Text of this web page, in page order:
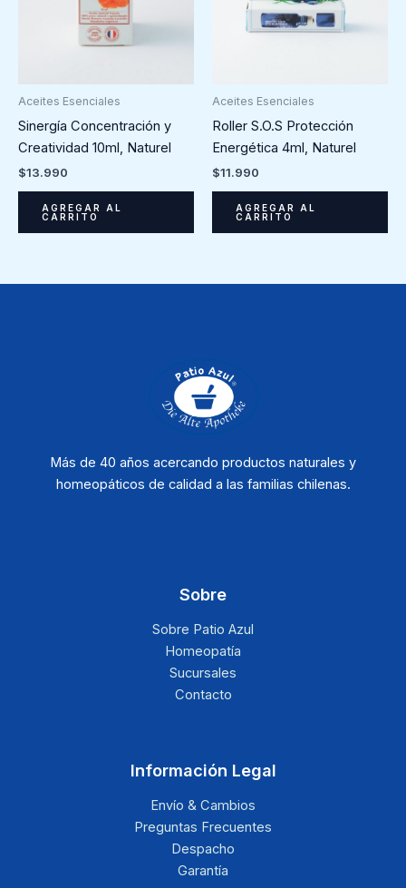
Aceites Esenciales
Sinergía Concentración y
Creatividad 10ml, Naturel
$13.990
AGREGAR AL
CARRITO
Aceites Esenciales
Roller S.O.S Protección
Energética 4ml, Naturel
$11.990
AGREGAR AL
CARRITO
Más de 40 años acercando productos naturales y
homeopáticos de calidad a las familias chilenas.
Sobre
Sobre Patio Azul
Homeopatía
Sucursales
Contacto
Información Legal
Envío & Cambios
Preguntas Frecuentes
Despacho
Garantía